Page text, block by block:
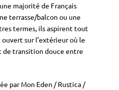
majorité de Français
terrasse/balcon ou une
termes, ils aspirent tout
sur l’extérieur où le
de transition douce entre
par Mon Eden / Rustica /